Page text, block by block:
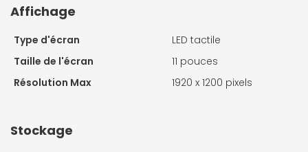
Affichage
Type d'écran
LED tactile
Taille de l'écran
11 pouces
Résolution Max
1920 x 1200 pixels
Stockage